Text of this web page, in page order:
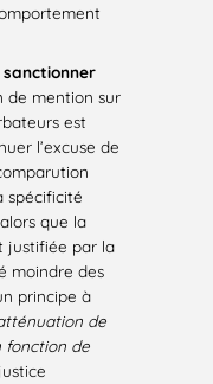
de mention sur
est
l’excuse de
spécificité
que la
justifiée par la
moindre des
principe à
de
fonction de